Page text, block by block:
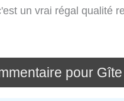
un vrai régal qualité
pour